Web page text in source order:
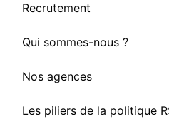
Recrutement
Qui sommes-nous ?
Nos agences
Les piliers de la politique